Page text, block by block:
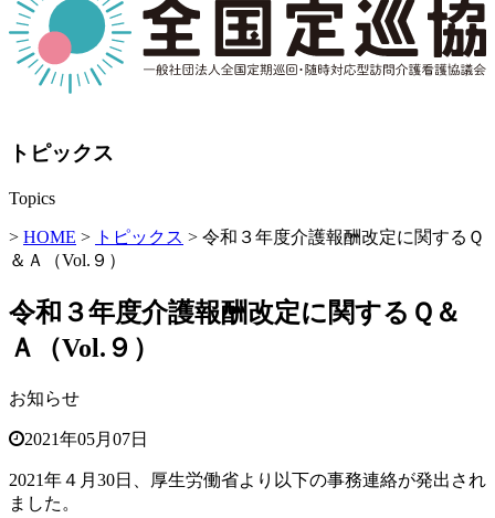
トピックス
Topics
> HOME > トピックス > 令和３年度介護報酬改定に関するＱ
＆Ａ（Vol.９）
令和３年度介護報酬改定に関するＱ＆
Ａ（Vol.９）
お知らせ
2021年05月07日
2021年４月 30日、厚生労働省より以下の事務連絡が発出され
ました。